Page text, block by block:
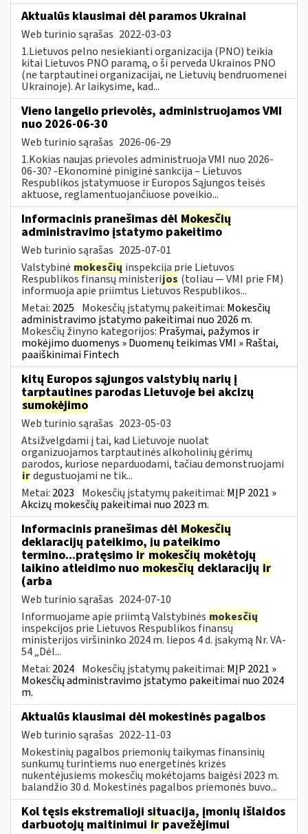
Aktualūs klausimai dėl paramos Ukrainai
Web turinio sąrašas 2022-03-03
1.Lietuvos pelno nesiekianti organizacija (PNO) teikia
kitai Lietuvos PNO paramą, o ši perveda Ukrainos PNO
(ne tarptautinei organizacijai, ne Lietuvių bendruomenei
Ukrainoje). Ar laikysime, kad...
Vieno langelio prievolės, administruojamos VMI
nuo 2026-06-30
Web turinio sąrašas 2026-06-29
1.Kokias naujas prievoles administruoja VMI nuo 2026-
06-30? -Ekonominė piniginė sankcija – Lietuvos
Respublikos įstatymuose ir Europos Sąjungos teisės
aktuose, reglamentuojančiuose poveikio...
Informacinis pranešimas dėl Mokesčių
administravimo įstatymo pakeitimo
Web turinio sąrašas 2025-07-01
Valstybinė mokesčių inspekcija prie Lietuvos
Respublikos finansų ministerijos (toliau — VMI prie FM)
informuoja apie priimtus Lietuvos Respublikos...
Metai: 2025 Mokesčių įstatymų pakeitimai: Mokesčių
administravimo įstatymo pakeitimai nuo 2026 m.
Mokesčių žinyno kategorijos: Prašymai, pažymos ir
mokėjimo duomenys » Duomenų teikimas VMI » Raštai,
paaiškinimai Fintech
kitų Europos sąjungos valstybių narių į
tarptautines parodas Lietuvoje bei akcizų
sumokėjimo
Web turinio sąrašas 2023-05-03
Atsižvelgdami į tai, kad Lietuvoje nuolat
organizuojamos tarptautinės alkoholinių gėrimų
parodos, kuriose neparduodami, tačiau demonstruojami
irdegustuojami ne tik...
Metai: 2023 Mokesčių įstatymų pakeitimai: MĮP 2021 »
Akcizų mokesčių pakeitimai nuo 2023 m.
Informacinis pranešimas dėl Mokesčių
deklaracijų pateikimo, jų pateikimo
termino...pratęsimo ir mokesčių mokėtojų
laikino atleidimo nuomokesčiųdeklaracijų ir
(arba
Web turinio sąrašas 2024-07-10
Informuojame apie priimtą Valstybinės mokesčių
inspekcijos prie Lietuvos Respublikos finansų
ministerijos viršininko 2024 m. liepos 4 d. įsakymą Nr. VA-
54 „Dėl...
Metai: 2024 Mokesčių įstatymų pakeitimai: MĮP 2021 »
Mokesčių administravimo įstatymo pakeitimai nuo 2024
m.
Aktualūs klausimai dėl mokestinės pagalbos
Web turinio sąrašas 2022-11-03
Mokestinių pagalbos priemonių taikymas finansinių
sunkumų turintiems nuo energetinės krizės
nukentėjusiems mokesčių mokėtojams baigėsi 2023 m.
balandžio 30 d. Mokestinės pagalbos priemonės buvo...
Kol tęsis ekstremalioji situacija, įmonių išlaidos
darbuotojų maitinimui ir pavežėjimui